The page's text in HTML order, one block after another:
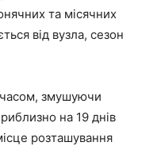
та місячних
від вузла, сезон
часом, змушуючи
на 19 днів
розташування